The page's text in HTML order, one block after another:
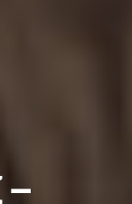
–